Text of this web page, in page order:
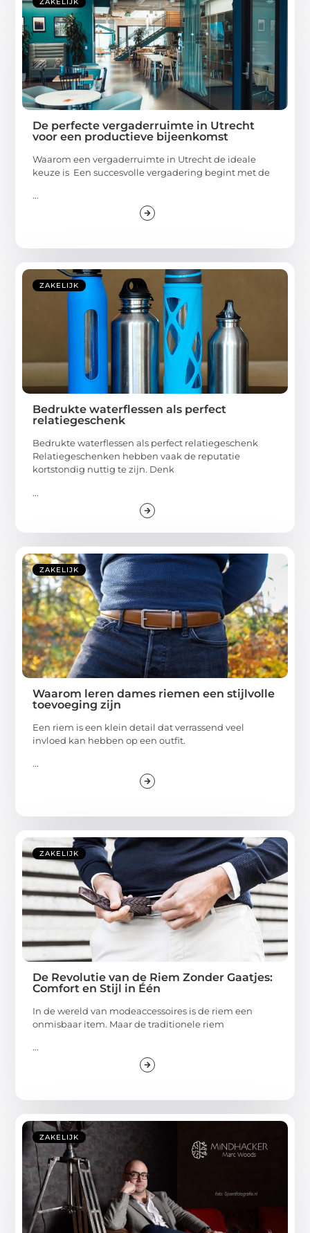
De perfecte vergaderruimte in Utrecht
voor een productieve bijeenkomst
Waarom een vergaderruimte in Utrecht de ideale
keuze is Een succesvolle vergadering begint met de
...
ZAKELIJK
Bedrukte waterflessen als perfect
relatiegeschenk
Bedrukte waterflessen als perfect relatiegeschenk
Relatiegeschenken hebben vaak de reputatie
kortstondig nuttig te zijn. Denk
...
ZAKELIJK
Waarom leren dames riemen een stijlvolle
toevoeging zijn
Een riem is een klein detail dat verrassend veel
invloed kan hebben op een outfit.
...
ZAKELIJK
De Revolutie van de Riem Zonder Gaatjes:
Comfort en Stijl in Één
In de wereld van modeaccessoires is de riem een
onmisbaar item. Maar de traditionele riem
...
ZAKELIJK